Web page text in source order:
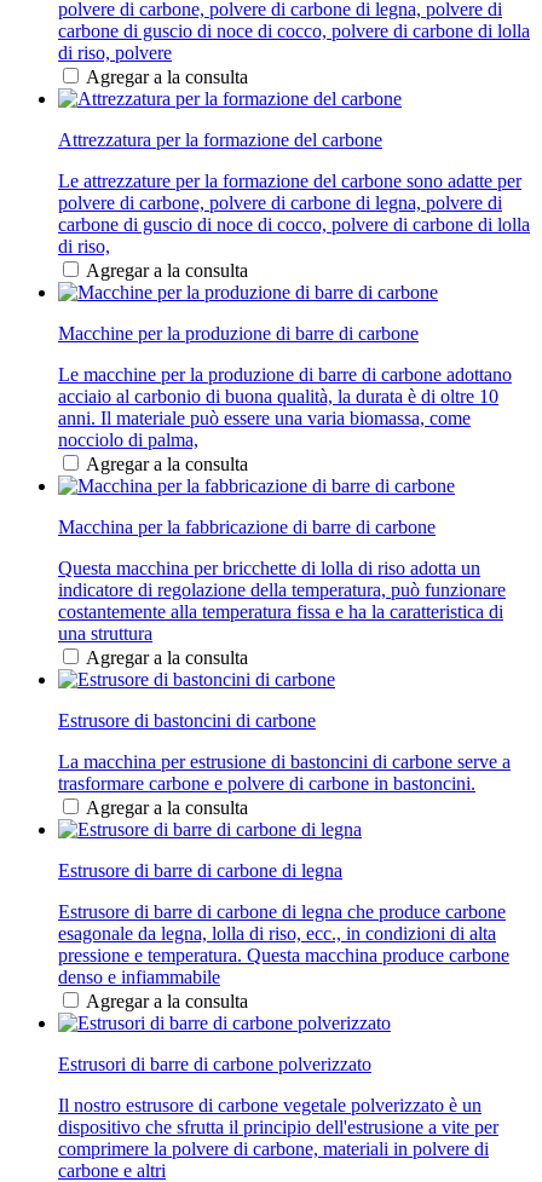
polvere di carbone, polvere di carbone di legna, polvere di
carbone di guscio di noce di cocco, polvere di carbone di lolla
di riso, polvere
Agregar a la consulta
Attrezzatura per la formazione del carbone
Le attrezzature per la formazione del carbone sono adatte per
polvere di carbone, polvere di carbone di legna, polvere di
carbone di guscio di noce di cocco, polvere di carbone di lolla
di riso,
Agregar a la consulta
Macchine per la produzione di barre di carbone
Le macchine per la produzione di barre di carbone adottano
acciaio al carbonio di buona qualità, la durata è di oltre 10
anni. Il materiale può essere una varia biomassa, come
nocciolo di palma,
Agregar a la consulta
Macchina per la fabbricazione di barre di carbone
Questa macchina per bricchette di lolla di riso adotta un
indicatore di regolazione della temperatura, può funzionare
costantemente alla temperatura fissa e ha la caratteristica di
una struttura
Agregar a la consulta
Estrusore di bastoncini di carbone
La macchina per estrusione di bastoncini di carbone serve a
trasformare carbone e polvere di carbone in bastoncini.
Agregar a la consulta
Estrusore di barre di carbone di legna
Estrusore di barre di carbone di legna che produce carbone
esagonale da legna, lolla di riso, ecc., in condizioni di alta
pressione e temperatura. Questa macchina produce carbone
denso e infiammabile
Agregar a la consulta
Estrusori di barre di carbone polverizzato
Il nostro estrusore di carbone vegetale polverizzato è un
dispositivo che sfrutta il principio dell'estrusione a vite per
comprimere la polvere di carbone, materiali in polvere di
carbone e altri